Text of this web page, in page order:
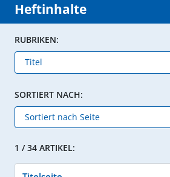
Heftinhalte
RUBRIKEN:
SORTIERT NACH:
1 / 34 ARTIKEL: